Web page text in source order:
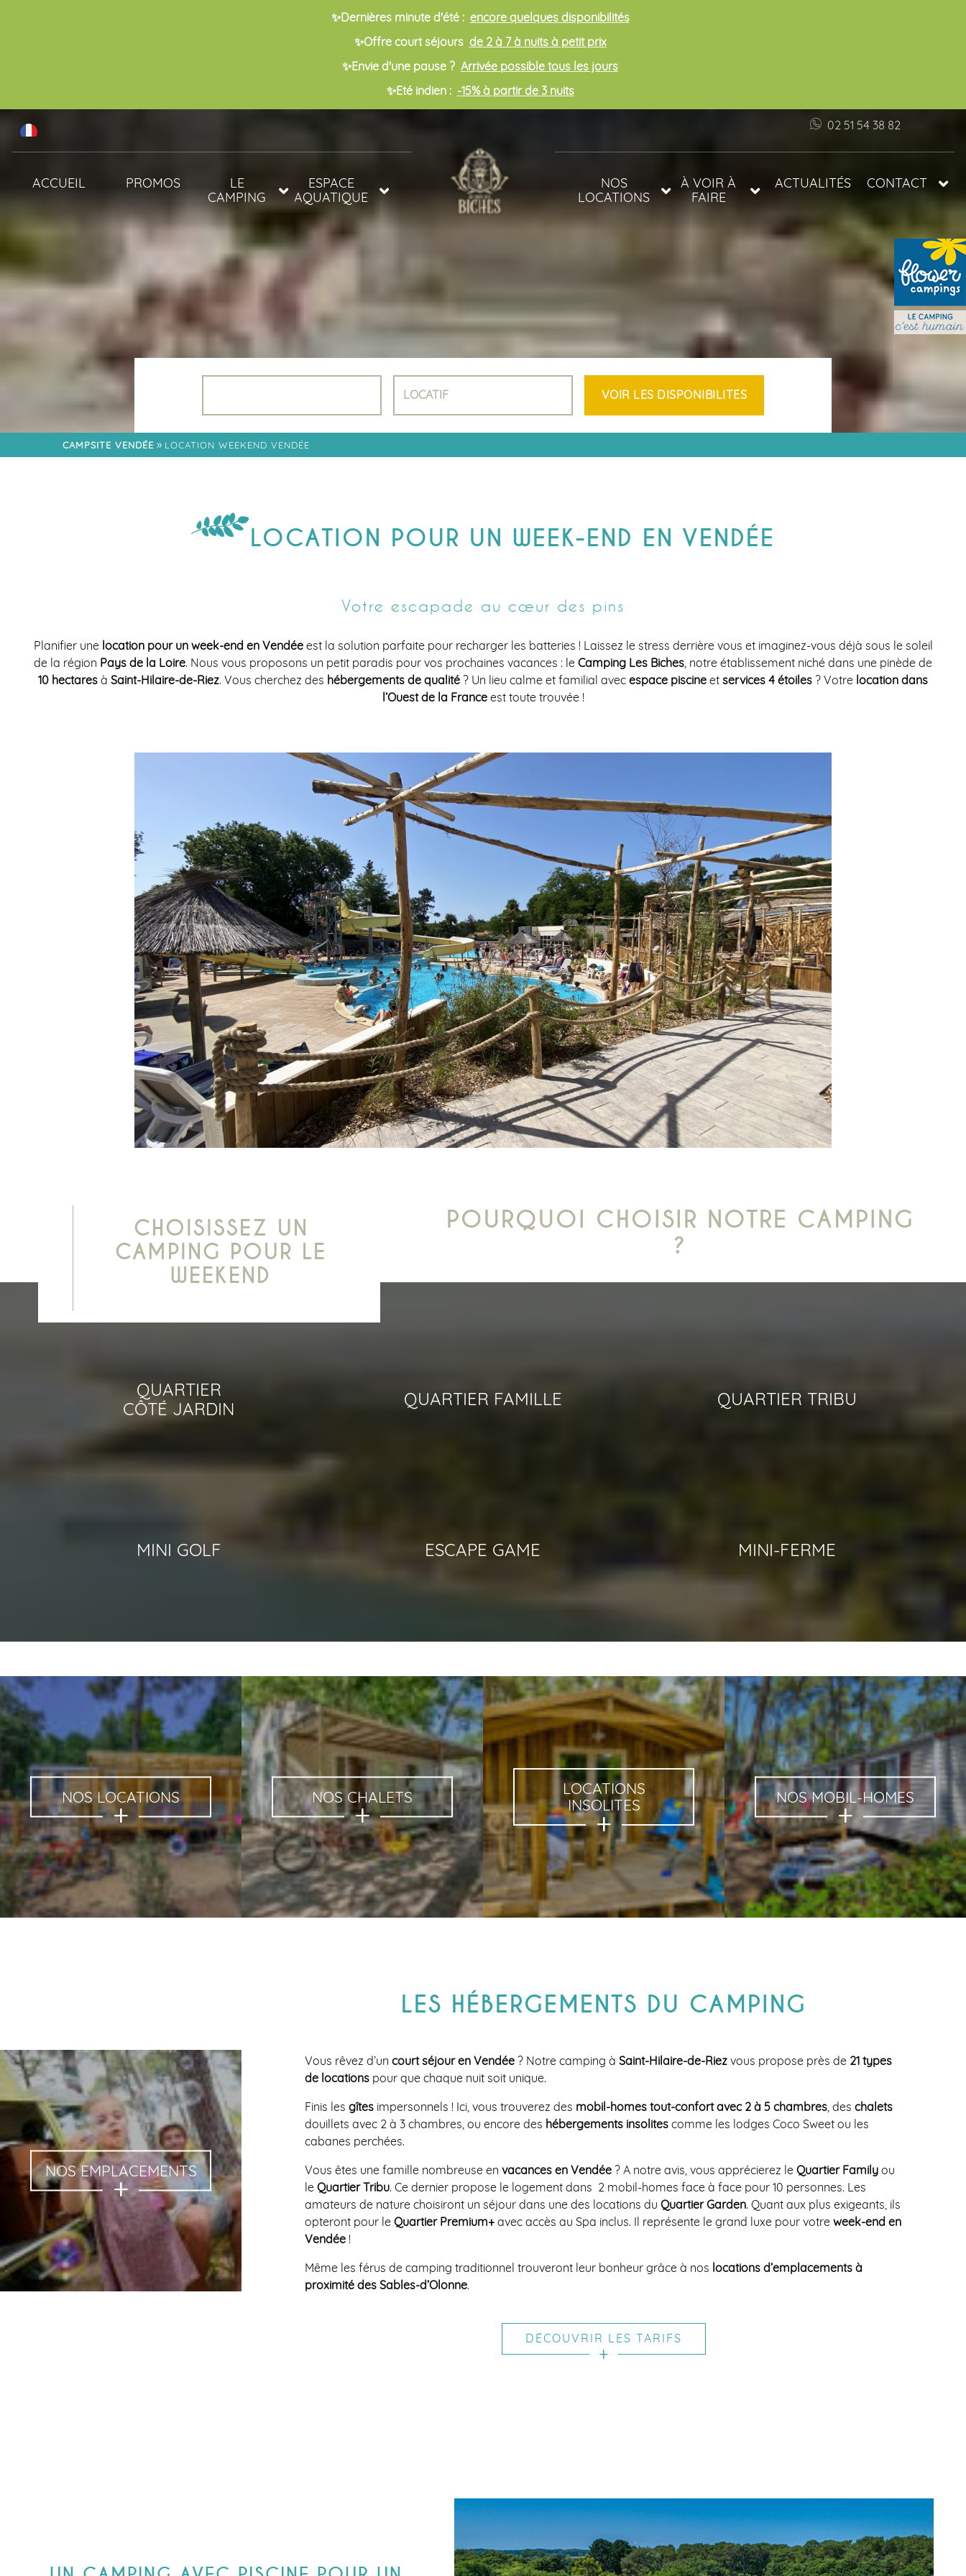
✨Dernières minute d'été : encore quelques disponibilités
✨Offre court séjours de 2 à 7 à nuits à petit prix
✨Envie d'une pause ? Arrivée possible tous les jours
✨Eté indien : -15% à partir de 3 nuits
02 51 54 38 82
ACCUEIL PROMOS
LE
CAMPING
ANIMAUX
SERVICES
FLOWER
QUARTIER LODGES
ESPACE
AQUATIQUE
PISCINES
NOS
LOCATIONS
EMPLACEMENTS
À VOIR À
FAIRE
MARCHÉS EN
MARAIS SALANTS
APREMONT
ACTUALITÉS CONTACT
CAMPSITE VENDÉE » LOCATION WEEKEND VENDÉE
LOCATION POUR UN WEEK-END EN VENDÉE
Votre escapade au cœur des pins
Planifier une location pour un week-end en Vendéeest la solution parfaite pour recharger les batteries ! Laissez le stress derrière vous et imaginez-vous déjà sous le soleil
de la région Pays de la Loire. Nous vous proposons un petit paradis pour vos prochaines vacances : le Camping Les Biches , notre établissement niché dans une pinède de
10 hectares à Saint-Hilaire-de-Riez. Vous cherchez des hébergements de qualité ? Un lieu calme et familial avec espace piscine et services 4 étoiles ? Votre location dans
l’Ouest de la Franceest toute trouvée !
CHOISISSEZ UN
CAMPING POUR LE
WEEKEND
POURQUOI CHOISIR NOTRE CAMPING
?
QUARTIER
CÔTÉ JARDIN
QUARTIER FAMILLE QUARTIER TRIBU
MINI GOLF ESCAPE GAME MINI-FERME
NOS LOCATIONS NOS CHALETS
LOCATIONS
INSOLITES
NOS MOBIL-HOMES
NOS EMPLACEMENTS
LES HÉBERGEMENTS DU CAMPING
Vous rêvez d’un court séjour en Vendée ? Notre camping à Saint-Hilaire-de-Riez vous propose près de 21 types
de locations pour que chaque nuit soit unique.
Finis les gîtes impersonnels ! Ici, vous trouverez des mobil-homes tout-confort avec 2 à 5 chambres , des chalets
douillets avec 2 à 3 chambres, ou encore des hébergements insolites comme les lodges Coco Sweet ou les
cabanes perchées.
Vous êtes une famille nombreuse en vacances en Vendée ? A notre avis, vous apprécierez le Quartier Family ou
le Quartier Tribu. Ce dernier propose le logement dans 2 mobil-homes face à face pour 10 personnes. Les
amateurs de nature choisiront un séjour dans une des locations du Quartier Garden. Quant aux plus exigeants, ils
opteront pour le Quartier Premium+ avec accès au Spa inclus. Il représente le grand luxe pour votre week-end en
Vendée !
Même les férus de camping traditionnel trouveront leur bonheur grâce à nos locations d’emplacements à
proximité des Sables-d’Olonne.
DÉCOUVRIR LES TARIFS